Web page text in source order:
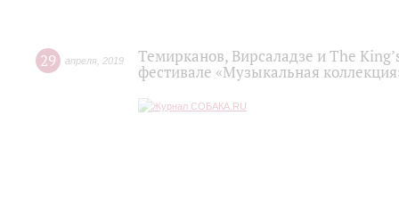
29 апреля 2019
Темирканов, Вирсаладзе и The
фестивале «Музыкальная